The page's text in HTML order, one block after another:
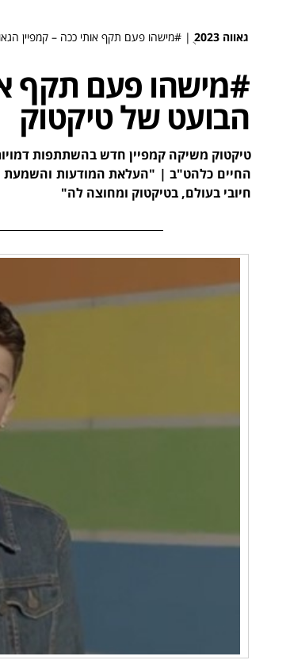
גאווה 2023 ֻ| #מישהו פעם תקף אותי ככה – קמפיין
#מישהו פעם תקף
הבועט של טיקטוק
טיקטוק משיקה קמפיין חדש בהשתתפות
החיים כלהט"ב | "העלאת המודעות והשמעת
חיובי בעולם, בטיקטוק ומחוצה לה"